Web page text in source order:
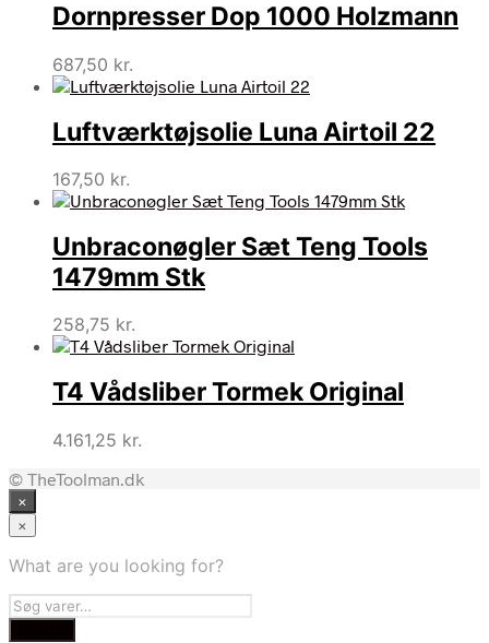
Dornpresser Dop 1000 Holzmann
687,50 kr.
Luftværktøjsolie Luna Airtoil 22
167,50 kr.
Unbraconøgler Sæt Teng Tools
1479mm Stk
258,75 kr.
T4 Vådsliber Tormek Original
4.161,25 kr.
© TheToolman.dk
×
×
What are you looking for?